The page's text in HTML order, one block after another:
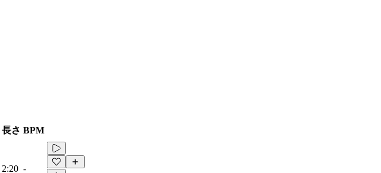
長さ BPM
2:20 -